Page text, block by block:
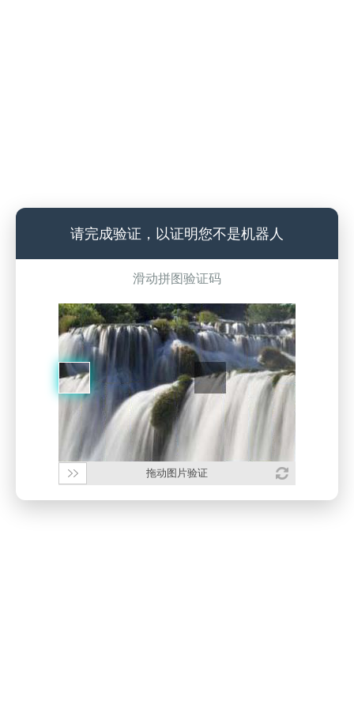
请完成验证，以证明您不是机器人
滑动拼图验证码
拖动图片验证